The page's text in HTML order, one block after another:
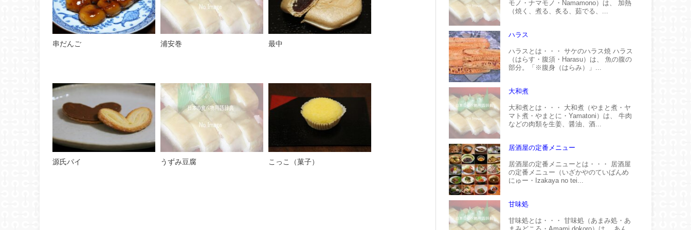
串だんご 浦安巻 最中
源氏パイ うずみ豆腐 こっこ（菓子）
モノ・ナマモノ・Namamono）は、 加熱
（焼く、煮る、炙る、茹でる、...
ハラス
ハラスとは・・・ サケのハラス焼 ハラス
（はらす・腹須・Harasu）は、 魚の腹の
部分。「※腹身（はらみ）」...
大和煮
大和煮とは・・・ 大和煮（やまと煮・ヤ
マト煮・やまとに・Yamatoni）は、 牛肉
などの肉類を生姜、醤油、酒...
居酒屋の定番メニュー
居酒屋の定番メニューとは・・・ 居酒屋
の定番メニュー（いざかやのていばんめ
にゅー・Izakaya no tei...
甘味処
甘味処とは・・・ 甘味処（あまみ処・あ
まみどころ・Amami dokoro）は、 あん